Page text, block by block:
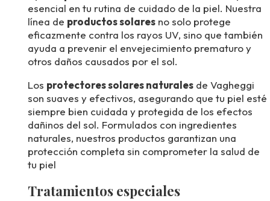
esencial en tu rutina de cuidado de la piel. Nuestra
línea de productos solares no solo protege
eficazmente contra los rayos UV, sino que también
ayuda a prevenir el envejecimiento prematuro y
otros daños causados por el sol.
Los protectores solares naturales de Vagheggi
son suaves y efectivos, asegurando que tu piel esté
siempre bien cuidada y protegida de los efectos
dañinos del sol. Formulados con ingredientes
naturales, nuestros productos garantizan una
protección completa sin comprometer la salud de
tu piel
Tratamientos especiales